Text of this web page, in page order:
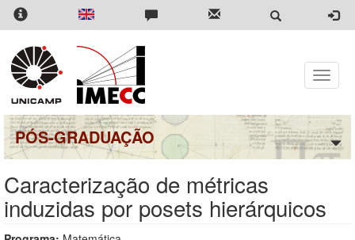
Pular
para
conteúdo
principal
Toggle
PÓS-GRADUAÇÃO
Caracterização de métricas
induzidas por posets hierárquicos